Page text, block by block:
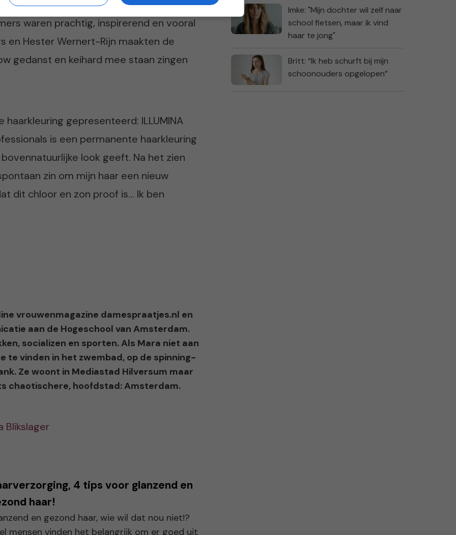
de avond: Bas, een geweldige ervaring.
waren prachtig, inspirerend en vooral
en Hester Wernert-Rijn maakten de
gedanst en keihard mee staan zingen
gepresenteerd: ILLUMINA
is een permanente haarkleuring
look geeft. Na het zien
zin om mijn haar een nieuw
dit chloor en zon proof is… Ik ben
vrouwenmagazine damespraatjes.nl en
aan de Hogeschool van Amsterdam.
socializen en sporten. Als Mara niet aan
te vinden in het zwembad, op de spinning-
Ze woont in Mediastad Hilversum maar
chaotischere, hoofdstad: Amsterdam.
Blikslager
4 tips voor glanzend en
haar!
en gezond haar, wie wil dat nou niet!?
mensen vinden het belangrijk om er goed uit
Imke: "Mijn dochter wil zelf naar
school fietsen, maar ik vind
haar te jong"
Britt: “Ik heb schurft bij mijn
schoonouders opgelopen”